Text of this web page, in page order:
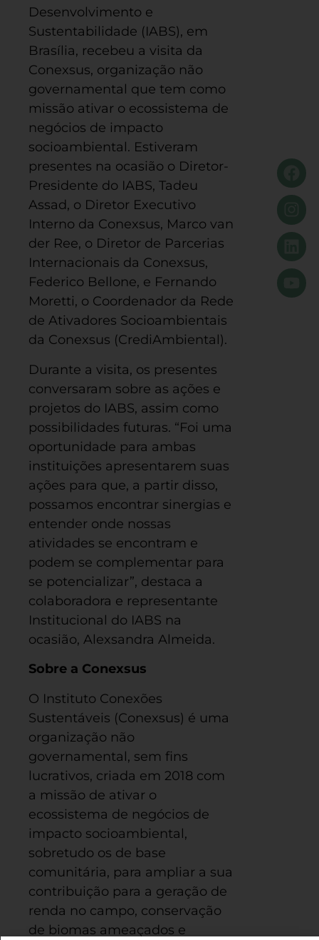
Desenvolvimento e
Sustentabilidade (IABS), em
Brasília, recebeu a visita da
Conexsus, organização não
governamental que tem como
missão ativar o ecossistema de
negócios de impacto
socioambiental. Estiveram
presentes na ocasião o Diretor-
Presidente do IABS, Tadeu
Assad, o Diretor Executivo
Interno da Conexsus, Marco van
der Ree, o Diretor de Parcerias
Internacionais da Conexsus,
Federico Bellone, e Fernando
Moretti, o Coordenador da Rede
de Ativadores Socioambientais
da Conexsus (CrediAmbiental).
Durante a visita, os presentes
conversaram sobre as ações e
projetos do IABS, assim como
possibilidades futuras. “Foi uma
oportunidade para ambas
instituições apresentarem suas
ações para que, a partir disso,
possamos encontrar sinergias e
entender onde nossas
atividades se encontram e
podem se complementar para
se potencializar”, destaca a
colaboradora e representante
Institucional do IABS na
ocasião, Alexsandra Almeida.
Sobre a Conexsus
O Instituto Conexões
Sustentáveis (Conexsus) é uma
organização não
governamental, sem fins
lucrativos, criada em 2018 com
a missão de ativar o
ecossistema de negócios de
impacto socioambiental,
sobretudo os de base
comunitária, para ampliar a sua
contribuição para a geração de
renda no campo, conservação
de biomas ameaçados e